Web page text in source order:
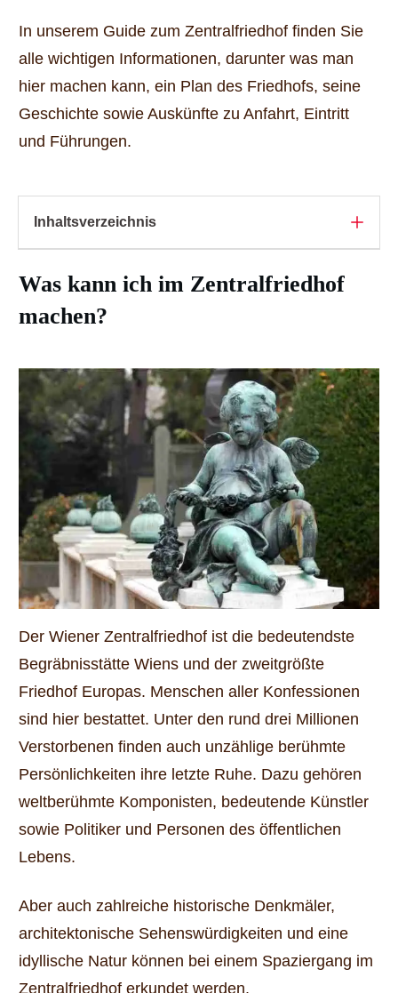
In unserem Guide zum Zentralfriedhof finden Sie
alle wichtigen Informationen, darunter was man
hier machen kann, ein Plan des Friedhofs, seine
Geschichte sowie Auskünfte zu Anfahrt, Eintritt
und Führungen.
Inhaltsverzeichnis
Was kann ich im Zentralfriedhof
machen?
Der Wiener Zentralfriedhof ist die bedeutendste
Begräbnisstätte Wiens und der zweitgrößte
Friedhof Europas. Menschen aller Konfessionen
sind hier bestattet. Unter den rund drei Millionen
Verstorbenen finden auch unzählige berühmte
Persönlichkeiten ihre letzte Ruhe. Dazu gehören
weltberühmte Komponisten, bedeutende Künstler
sowie Politiker und Personen des öffentlichen
Lebens.
Aber auch zahlreiche historische Denkmäler,
architektonische Sehenswürdigkeiten und eine
idyllische Natur können bei einem Spaziergang im
Zentralfriedhof erkundet werden.